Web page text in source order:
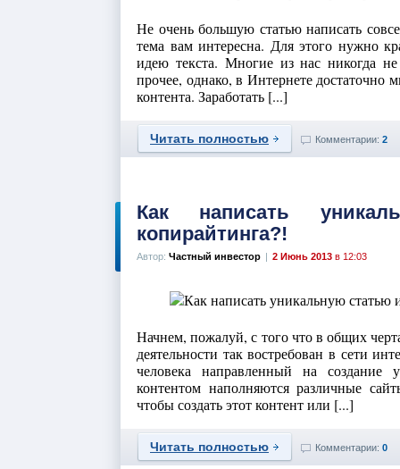
Не очень большую статью написать
тема вам интересна. Для этого нужно
идею текста. Многие из нас никогда
прочее, однако, в Интернете достаточно
контента. Заработать [...]
Читать полностью Комментарии: 2
Как написать
копирайтинга?!
Автор: Частный инвестор | 2 Июнь 2013 в 12:03
Начнем, пожалуй, с того что в общих
деятельности так востребован в сети
человека направленный на
контентом наполняются различные
чтобы создать этот контент или [...]
Читать полностью Комментарии: 0